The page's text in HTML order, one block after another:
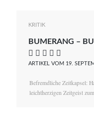
KRITIK
BUMERANG –
    
ARTIKEL VOM 19.
Befremdliche Zeitkapsel:
leichtherzigen Zeitgeist